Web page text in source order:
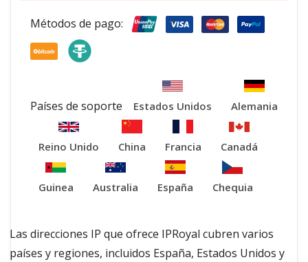
Métodos de pago:
Países de soporte Estados Unidos Alemania
Reino Unido China Francia Canadá
Guinea Australia España Chequia
Las direcciones IP que ofrece IPRoyal cubren varios
países y regiones, incluidos España, Estados Unidos y